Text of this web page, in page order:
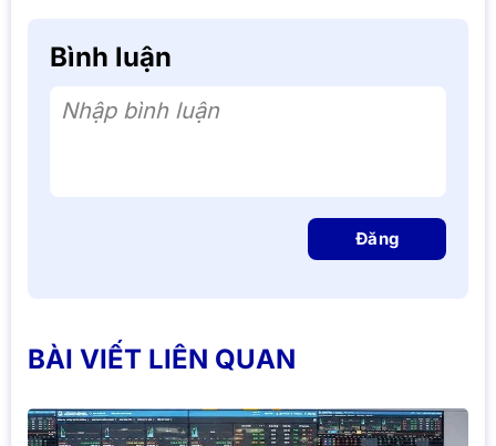
Bình luận
Nhập bình luận
Đăng
BÀI VIẾT LIÊN QUAN